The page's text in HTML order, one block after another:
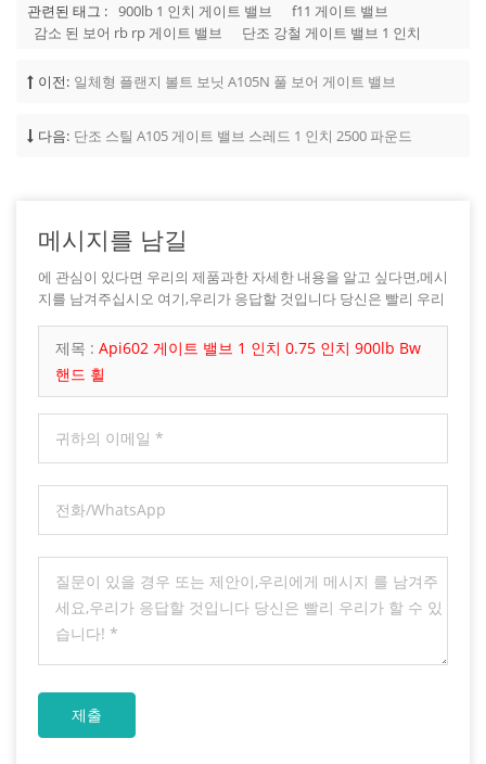
관련된 태그 : 900lb 1 인치 게이트 밸브
f11 게이트 밸브
감소 된 보어 rb rp 게이트 밸브
단조 강철 게이트 밸브 1 인치
이전: 일체형 플랜지 볼트 보닛 A105N 풀 보어 게이트 밸브
다음: 단조 스틸 A105 게이트 밸브 스레드 1 인치 2500 파운드
메시지를 남길
에 관심이 있다면 우리의 제품과한 자세한 내용을 알고 싶다면,메시
지를 남겨주십시오 여기,우리가 응답할 것입니다 당신은 빨리 우리
제목 : Api602 게이트 밸브 1 인치 0.75 인치 900lb Bw
핸드 휠